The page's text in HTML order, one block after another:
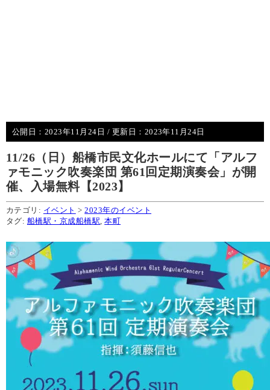
公開日： 2023年11月24日 / 更新日： 2023年11月24日
11/26（日）船橋市民文化ホールにて「アルフ
ァモニック吹奏楽団 第61回定期演奏会」が開
催、入場無料【2023】
カテゴリ: イベント >2023年のイベント
タグ: 船橋駅・京成船橋駅 ,本町